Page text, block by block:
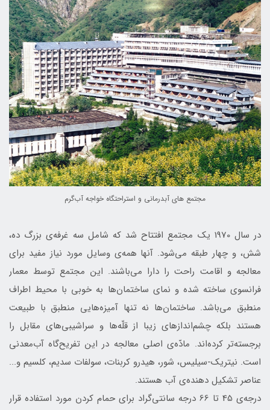
مجتمع هاي آبدرماني و استراحتگاه خواجه آب‌گرم
در سال 1970 یک مجتمع افتتاح شد که شامل سه غرفه‌ی بزرگ ده،
شش، و چهار طبقه می‌شود. آنها همه‌ی وسایل مورد نیاز مفید برای
معالجه و اقامت راحت را دارا می‌باشند. این مجتمع توسط معمار
فرانسوی ساخته شده و نمای ساختمان‌ها به خوبي با محیط اطراف
منطبق می‌باشد. ساختمان‌ها نه تنها آمیزه‌هایی منطبق با طبیعت
هستند بلکه چشم‌اندازهای زیبا از قلّه‌ها و سراشیبی‌های مقابل را
برجسته‌تر کرده‌اند. ‌مادّه‌ی اصلی معالجه در این تفریح‌گاه آب‌معدنی
است. نیتریک-سیلیس، شور، هیدرو کربنات، سولفات سدیم، کلسیم و...
عناصر تشکیل دهنده‌ی آب هستند.
درجه‌ی 45 تا 66 درجه سانتی‌گراد برای حمام کردن مورد استفاده قرار